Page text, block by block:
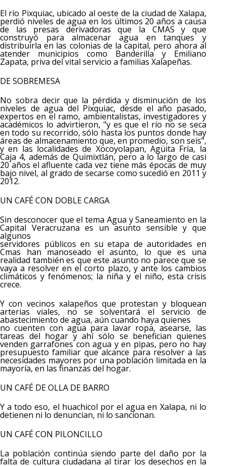
El río Pixquiac, ubicado al oeste de la ciudad de Xalapa,
perdió niveles de agua en los últimos 20 años a causa
de las presas derivadoras que la CMAS y que
construyó para almacenar agua en tanques y
distribuirla en las colonias de la capital, pero ahora al
atender municipios como Banderilla y Emiliano
Zapata, priva del vital servicio a familias Xalapeñas.
DE SOBREMESA
No sobra decir que la pérdida y disminución de los
niveles de agua del Pixquiac, desde el año pasado,
expertos en el ramo, ambientalistas, investigadores y
académicos lo advirtieron, "y es que el río no se seca
en todo su recorrido, sólo hasta los puntos donde hay
áreas de almacenamiento que, en promedio, son seis",
y en las localidades de Xocoyolapan, Agüita Fría, la
Caja 4, además de Quimixtlán, pero a lo largo de casi
20 años el afluente cada vez tiene más épocas de muy
bajo nivel, al grado de secarse como sucedió en 2011 y
2012.
UN CAFÉ CON DOBLE CARGA
Sin desconocer que el tema Agua y Saneamiento en la
Capital Veracruzana es un asunto sensible y que
algunos
servidores públicos en su etapa de autoridades en
Cmas han manoseado el asunto, lo que es una
realidad también es que este asunto no parece que se
vaya a resolver en el corto plazo, y ante los cambios
climáticos y fenómenos; la niña y el niño, esta crisis
crece.
Y con vecinos xalapeños que protestan y bloquean
arterias viales, no se solventará el servicio de
abastecimiento de agua, aún cuando haya quienes
no cuenten con agua para lavar ropa, asearse, las
tareas del hogar y ahí sólo se benefician quienes
venden garrafones con agua y en pipas, pero no hay
presupuesto familiar que alcance para resolver a las
necesidades mayores por una población limitada en la
mayoría, en las finanzas del hogar.
UN CAFÉ DE OLLA DE BARRO
Y a todo eso, el huachicol por el agua en Xalapa, ni lo
detienen ni lo denuncian, ni lo sancionan.
UN CAFÉ CON PILONCILLO
La población continúa siendo parte del daño por la
falta de cultura ciudadana al tirar los desechos en la